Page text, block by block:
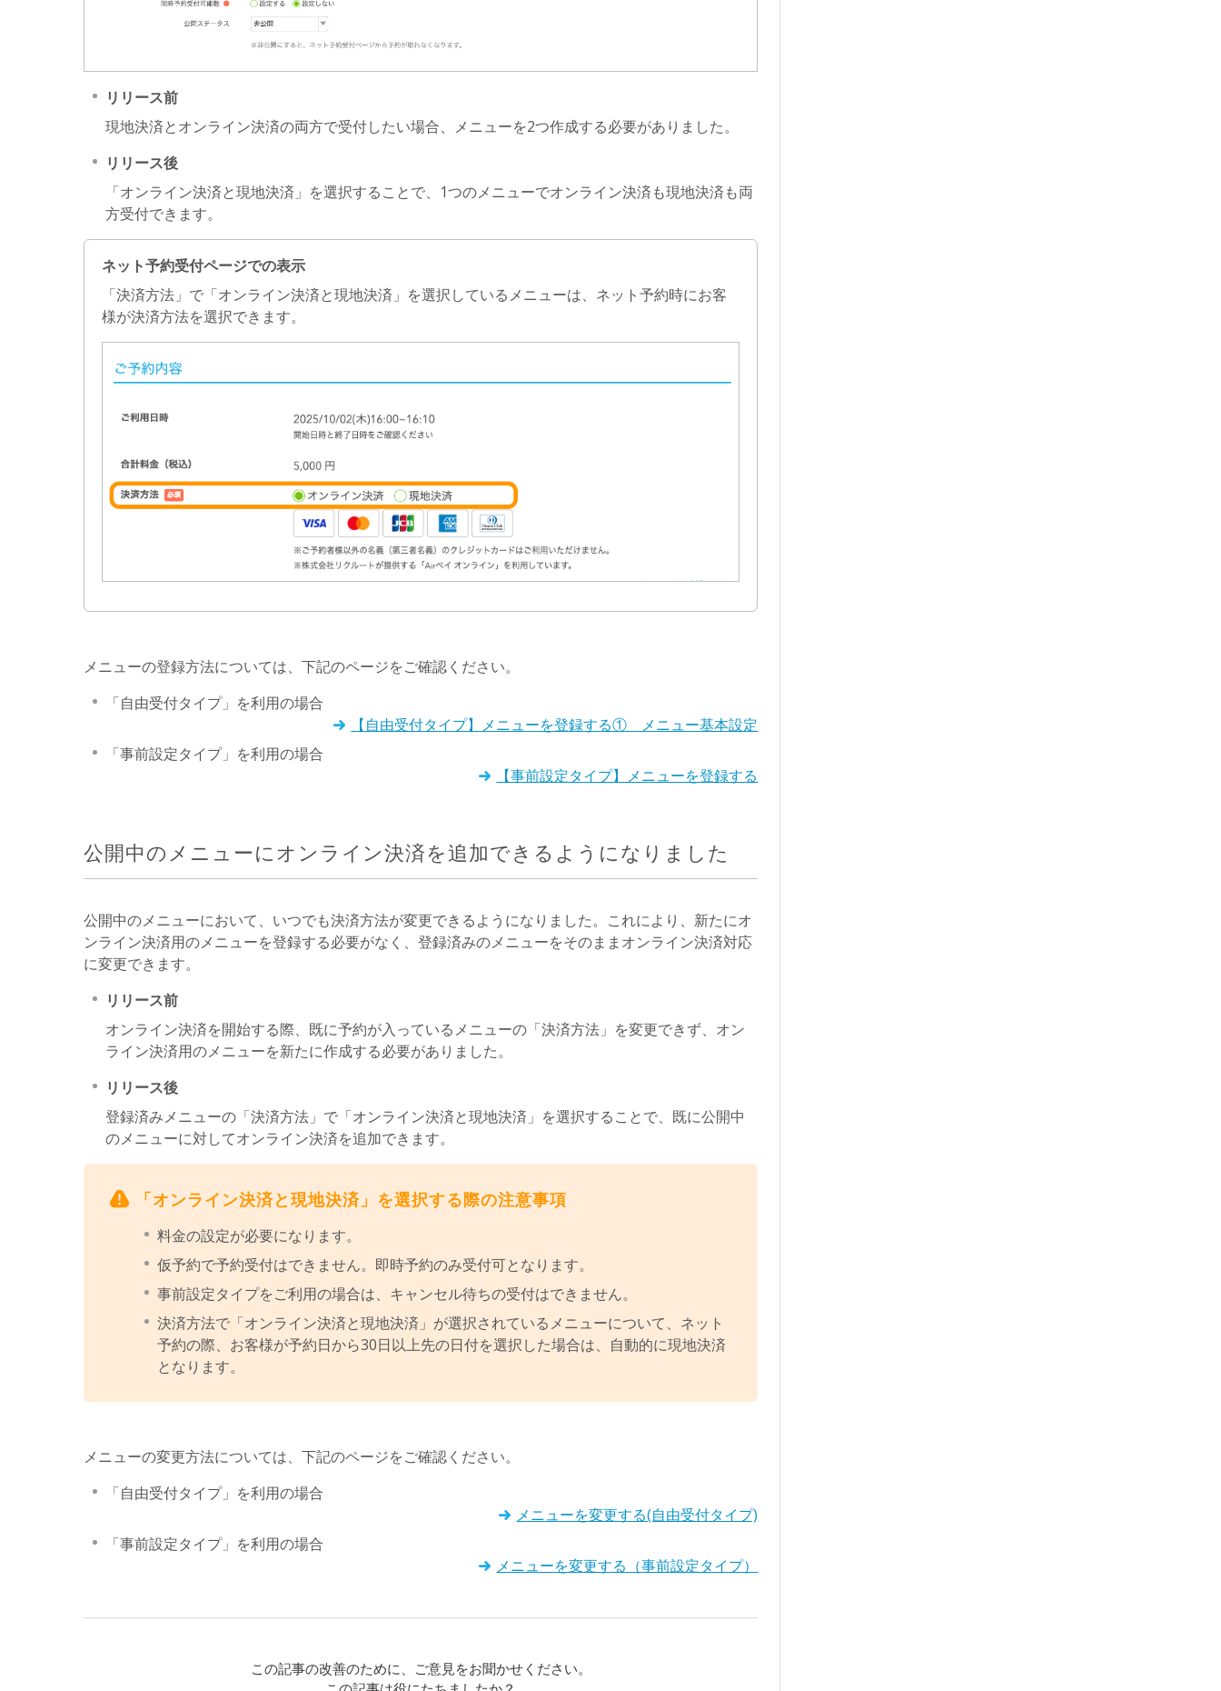
リリース前
現地決済とオンライン決済の両方で受付したい場合、メニューを2つ作成する必要がありました。
リリース後
「オンライン決済と現地決済」を選択することで、1つのメニューでオンライン決済も現地決済も両
方受付できます。
ネット予約受付ページでの表示
「決済方法」で「オンライン決済と現地決済」を選択しているメニューは、ネット予約時にお客
様が決済方法を選択できます。
メニューの登録方法については、下記のページをご確認ください。
「自由受付タイプ」を利用の場合
【自由受付タイプ】メニューを登録する① メニュー基本設定
「事前設定タイプ」を利用の場合
【事前設定タイプ】メニューを登録する
公開中のメニューにオンライン決済を追加できるようになりました
公開中のメニューにおいて、いつでも決済方法が変更できるようになりました。これにより、新たにオ
ンライン決済用のメニューを登録する必要がなく、登録済みのメニューをそのままオンライン決済対応
に変更できます。
リリース前
オンライン決済を開始する際、既に予約が入っているメニューの「決済方法」を変更できず、オン
ライン決済用のメニューを新たに作成する必要がありました。
リリース後
登録済みメニューの「決済方法」で「オンライン決済と現地決済」を選択することで、既に公開中
のメニューに対してオンライン決済を追加できます。
「オンライン決済と現地決済」を選択する際の注意事項
料金の設定が必要になります。
仮予約で予約受付はできません。即時予約のみ受付可となります。
事前設定タイプをご利用の場合は、キャンセル待ちの受付はできません。
決済方法で「オンライン決済と現地決済」が選択されているメニューについて、ネット
予約の際、お客様が予約日から30日以上先の日付を選択した場合は、自動的に現地決済
となります。
メニューの変更方法については、下記のページをご確認ください。
「自由受付タイプ」を利用の場合
メニューを変更する(自由受付タイプ)
「事前設定タイプ」を利用の場合
メニューを変更する（事前設定タイプ）
この記事の改善のために、ご意見をお聞かせください。